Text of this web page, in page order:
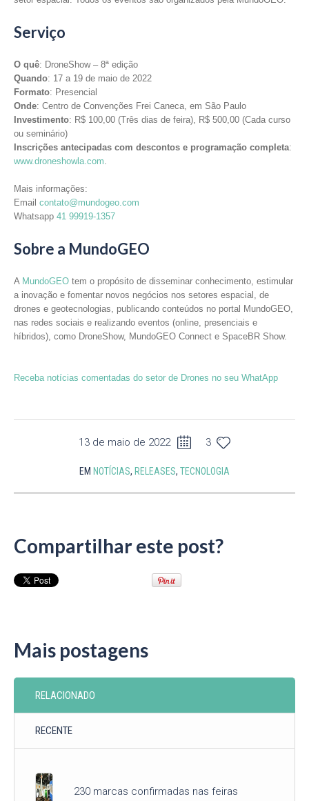
Serviço
O quê: DroneShow – 8ª edição
Quando: 17 a 19 de maio de 2022
Formato: Presencial
Onde: Centro de Convenções Frei Caneca, em São Paulo
Investimento: R$ 100,00 (Três dias de feira), R$ 500,00 (Cada curso
ou seminário)
Inscrições antecipadas com descontos e programação completa:
www.droneshowla.com.
Mais informações:
Email contato@mundogeo.com
Whatsapp 41 99919-1357
Sobre a MundoGEO
A MundoGEO tem o propósito de disseminar conhecimento, estimular
a inovação e fomentar novos negócios nos setores espacial, de
drones e geotecnologias, publicando conteúdos no portal MundoGEO,
nas redes sociais e realizando eventos (online, presenciais e
híbridos), como DroneShow, MundoGEO Connect e SpaceBR Show.
Receba notícias comentadas do setor de Drones no seu WhatApp
13 de maio de 2022 3
EM NOTÍCIAS, RELEASES, TECNOLOGIA
Compartilhar este post?
Mais postagens
RELACIONADO
RECENTE
230 marcas confirmadas nas feiras